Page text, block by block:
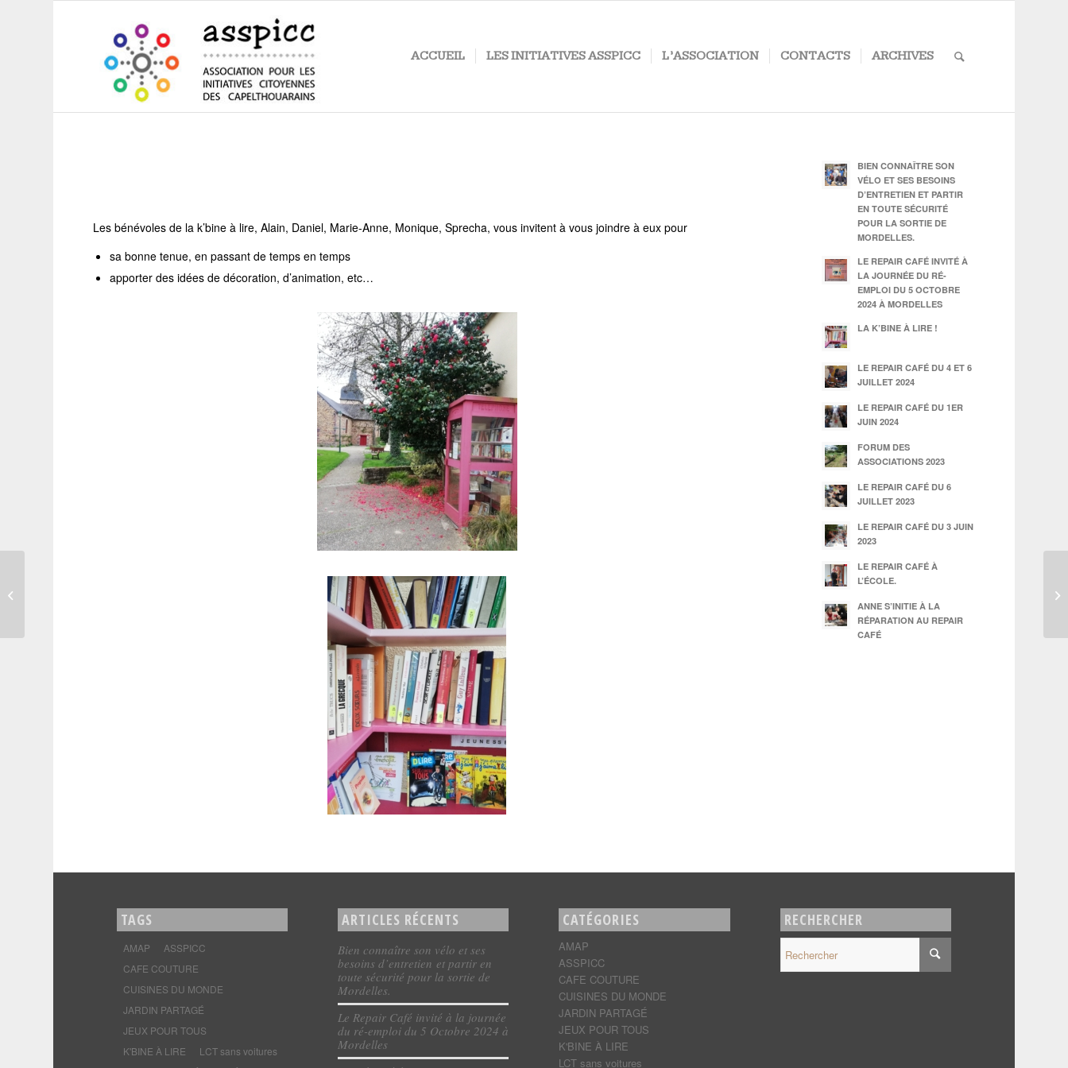
ACCUEIL LES INITIATIVES ASSPICC L’ASSOCIATION CONTACTS ARCHIVES
Les bénévoles de la k’bine à lire, Alain, Daniel, Marie-Anne, Monique, Sprecha, vous invitent à vous joindre à eux pour
sa bonne tenue, en passant de temps en temps
apporter des idées de décoration, d’animation, etc…
BIEN CONNAÎTRE SON
VÉLO ET SES BESOINS
D’ENTRETIEN ET PARTIR
EN TOUTE SÉCURITÉ
POUR LA SORTIE DE
MORDELLES.
LE REPAIR CAFÉ INVITÉ À
LA JOURNÉE DU RÉ-
EMPLOI DU 5 OCTOBRE
2024 À MORDELLES
LA K’BINE À LIRE !
LE REPAIR CAFÉ DU 4 ET 6
JUILLET 2024
LE REPAIR CAFÉ DU 1ER
JUIN 2024
FORUM DES
ASSOCIATIONS 2023
LE REPAIR CAFÉ DU 6
JUILLET 2023
LE REPAIR CAFÉ DU 3 JUIN
2023
LE REPAIR CAFÉ À
L’ÉCOLE.
ANNE S’INITIE À LA
RÉPARATION AU REPAIR
CAFÉ
TAGS
AMAP
ASSPICC
CAFE COUTURE
CUISINES DU MONDE
JARDIN PARTAGÉ
JEUX POUR TOUS
K'BINE À LIRE
LCT sans voitures
ARTICLES RÉCENTS
Bien connaître son vélo et ses
besoins d’entretien et partir en
toute sécurité pour la sortie de
Mordelles.
Le Repair Café invité à la journée
du ré-emploi du 5 Octobre 2024 à
Mordelles
CATÉGORIES
AMAP
ASSPICC
CAFE COUTURE
CUISINES DU MONDE
JARDIN PARTAGÉ
JEUX POUR TOUS
K'BINE À LIRE
LCT sans voitures
RECHERCHER